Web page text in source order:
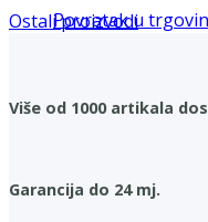
Povratak u
Ostali proizvodi
Više od 1000 artikala
Garancija do 24 mj.